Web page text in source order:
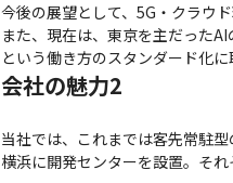
今後の展望として、5G・クラウ
また、現在は、東京を主だった
という働き方のスタンダード化に
会社の魅力2
当社では、これまでは客先常駐
横浜に開発センターを設置。そ